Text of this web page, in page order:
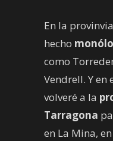
En la
hecho
como
Vendrell. Y en
volveré a la
Tarragona
en La Mina,